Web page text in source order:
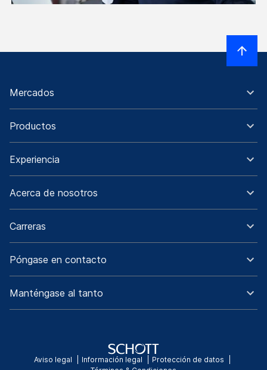
Mercados
Productos
Experiencia
Acerca de nosotros
Carreras
Póngase en contacto
Manténgase al tanto
Aviso legal Información legal
Protección de datos